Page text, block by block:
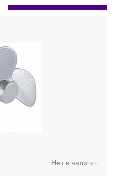
Нет в наличии